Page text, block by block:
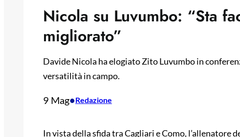
Nicola su Luvumbo: “Sta
migliorato”
Davide Nicola ha elogiato Zito Luvumbo in
versatilità in campo.
9 Mag•Redazione
In vista della sfida tra Cagliari e Como, l’allenatore